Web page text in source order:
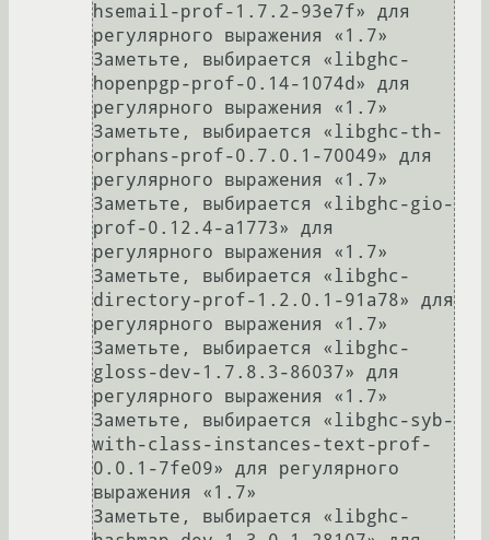
hsemail-prof-1.7.2-93e7f» для
регулярного выражения «1.7»
Заметьте, выбирается «libghc-
hopenpgp-prof-0.14-1074d» для
регулярного выражения «1.7»
Заметьте, выбирается «libghc-th-
orphans-prof-0.7.0.1-70049» для
регулярного выражения «1.7»
Заметьте, выбирается «libghc-gio-
prof-0.12.4-a1773» для
регулярного выражения «1.7»
Заметьте, выбирается «libghc-
directory-prof-1.2.0.1-91a78» для
регулярного выражения «1.7»
Заметьте, выбирается «libghc-
gloss-dev-1.7.8.3-86037» для
регулярного выражения «1.7»
Заметьте, выбирается «libghc-syb-
with-class-instances-text-prof-
0.0.1-7fe09» для регулярного
выражения «1.7»
Заметьте, выбирается «libghc-